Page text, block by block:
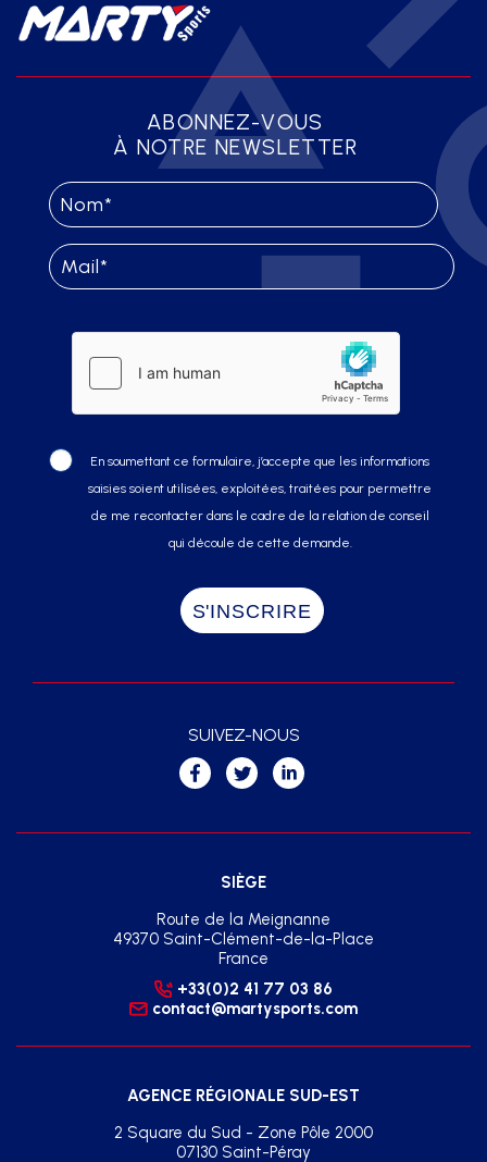
ABONNEZ-VOUS
À NOTRE NEWSLETTER
En soumettant ce formulaire, j’accepte que les informations
saisies soient utilisées, exploitées, traitées pour permettre
de me recontacter dans le cadre de la relation de conseil
qui découle de cette demande.
SIÈGE
Route de la Meignanne
49370 Saint-Clément-de-la-Place
France
+33(0)2 41 77 03 86
contact@martysports.com
AGENCE RÉGIONALE SUD-EST
2 Square du Sud - Zone Pôle 2000
07130 Saint-Péray
SUIVEZ-NOUS